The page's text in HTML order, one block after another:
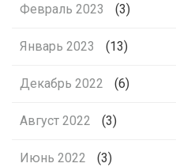
Февраль 2023 (3)
Январь 2023 (13)
Декабрь 2022 (6)
Август 2022 (3)
Июнь 2022 (3)